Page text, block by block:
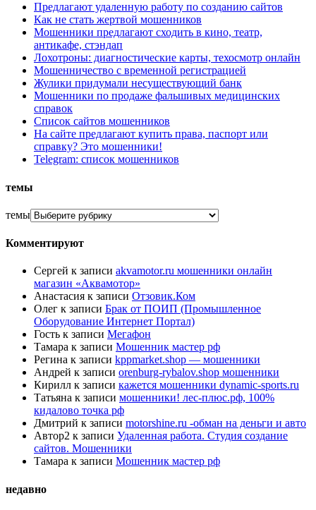
Предлагают удаленную работу по созданию сайтов
Как не стать жертвой мошенников
Мошенники предлагают сходить в кино, театр,
антикафе, стэндап
Лохотроны: диагностические карты, техосмотр онлайн
Мошенничество с временной регистрацией
Жулики придумали несуществующий банк
Мошенники по продаже фальшивых медицинских
справок
Список сайтов мошенников
На сайте предлагают купить права, паспорт или
справку? Это мошенники!
Telegram: список мошенников
темы
темы
Комментируют
Сергей к записи akvamotor.ru мошенники онлайн
магазин «Аквамотор»
Анастасия к записи Отзовик.Ком
Олег к записи Брак от ПОИП (Промышленное
Оборудование Интернет Портал)
Гость к записи Мегафон
Тамара к записи Мошенник мастер рф
Регина к записи kppmarket.shop — мошенники
Андрей к записи orenburg-rybalov.shop мошенники
Кирилл к записи кажется мошенники dynamic-sports.ru
Татьяна к записи мошенники! лес-плюс.рф, 100%
кидалово точка рф
Дмитрий к записи motorshine.ru -обман на деньги и авто
Автор2 к записи Удаленная работа. Студия создание
сайтов. Мошенники
Тамара к записи Мошенник мастер рф
недавно